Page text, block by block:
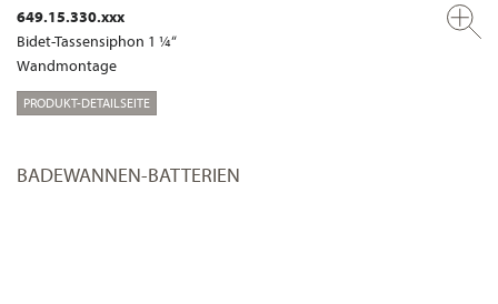
649.15.330.xxx
Bidet-Tassensiphon 1 ¼“
Wandmontage
PRODUKT-DETAILSEITE
BADEWANNEN-BATTERIEN